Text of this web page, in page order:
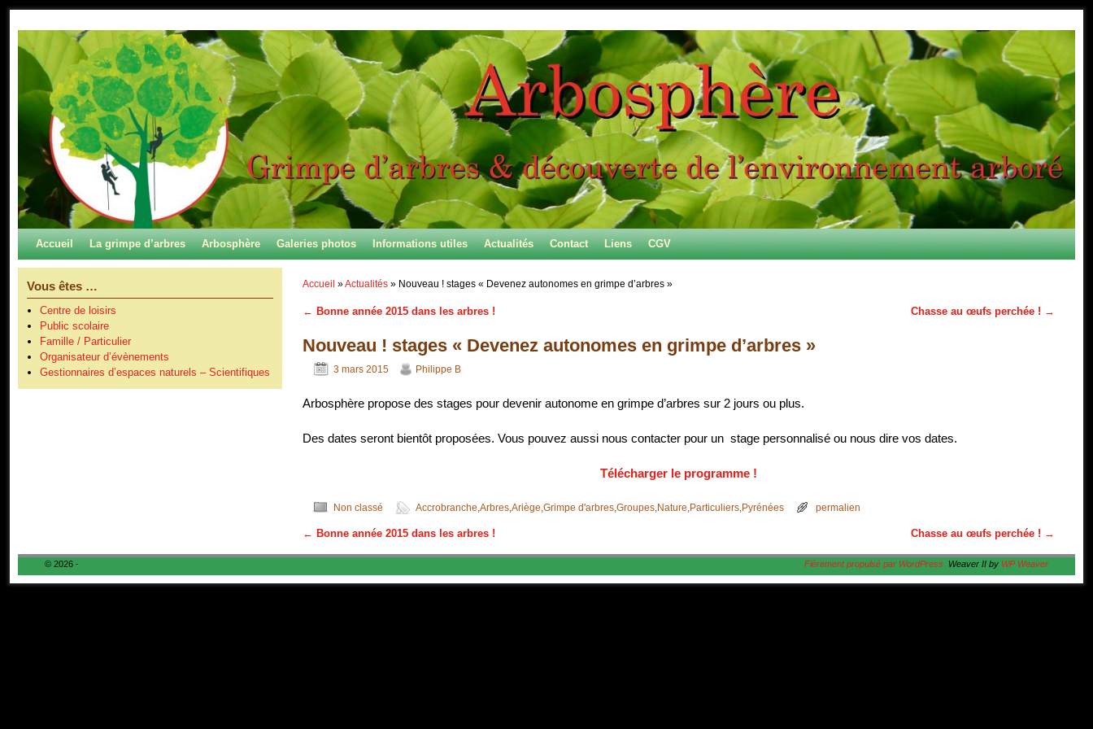
Accueil La grimpe d’arbres Arbosphère Galeries photos Informations utiles Actualités Contact Liens CGV
Vous êtes …
Centre de loisirs
Public scolaire
Famille / Particulier
Organisateur d’évènements
Gestionnaires d’espaces naturels – Scientifiques
Accueil »Actualités » Nouveau ! stages « Devenez autonomes en grimpe d’arbres »
Navigation des articles
← Bonne année 2015 dans les arbres ! Chasse au œufs perchée ! →
Nouveau ! stages « Devenez autonomes en grimpe d’arbres »
3 mars 2015 Philippe B
Arbosphère propose des stages pour devenir autonome en grimpe d’arbres sur 2 jours ou plus.
Des dates seront bientôt proposées. Vous pouvez aussi nous contacter pour un stage personnalisé ou nous dire vos dates.
Télécharger le programme !
Non classé Accrobranche ,Arbres ,Ariège ,Grimpe d'arbres ,Groupes Nature Particuliers Pyrénées permalien
Navigation des articles
← Bonne année 2015 dans les arbres ! Chasse au œufs perchée ! →
© 2026 - Fièrement propulsé par WordPress Weaver II by WP Weaver